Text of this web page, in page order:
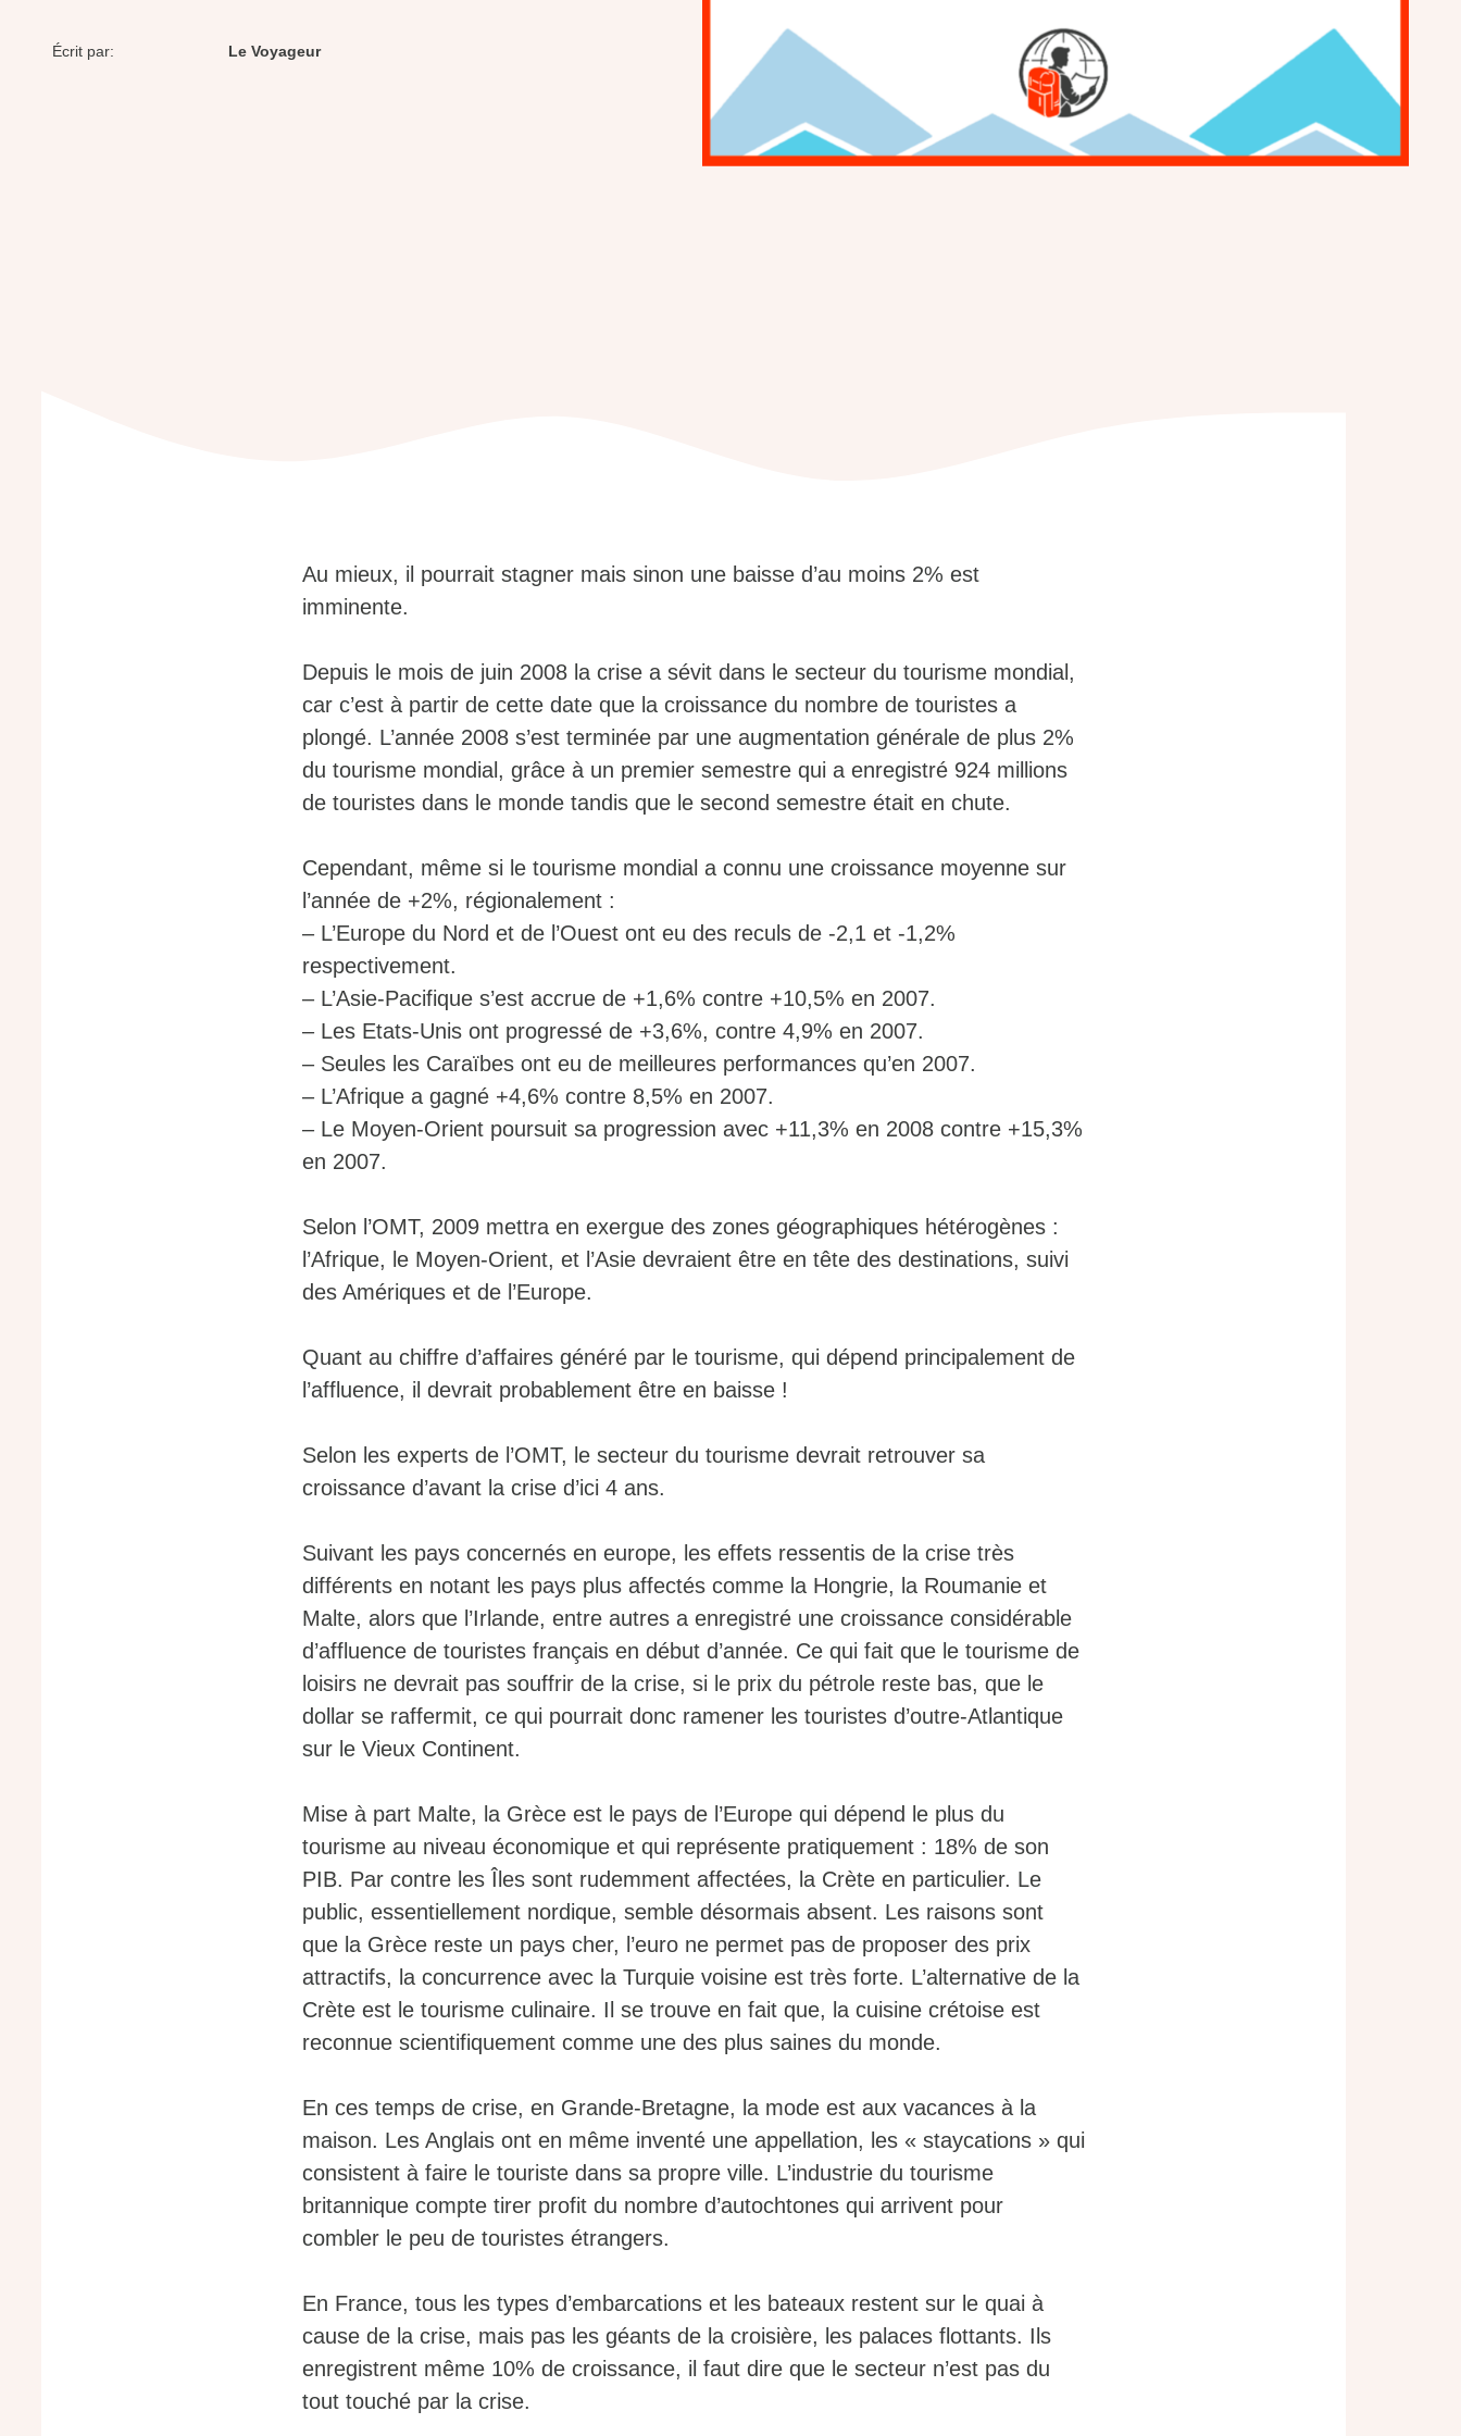
Écrit par: Le Voyageur
Au mieux, il pourrait stagner mais sinon une baisse d’au moins 2% est
imminente.
Depuis le mois de juin 2008 la crise a sévit dans le secteur du tourisme mondial,
car c’est à partir de cette date que la croissance du nombre de touristes a
plongé. L’année 2008 s’est terminée par une augmentation générale de plus 2%
du tourisme mondial, grâce à un premier semestre qui a enregistré 924 millions
de touristes dans le monde tandis que le second semestre était en chute.
Cependant, même si le tourisme mondial a connu une croissance moyenne sur
l’année de +2%, régionalement :
– L’Europe du Nord et de l’Ouest ont eu des reculs de -2,1 et -1,2%
respectivement.
– L’Asie-Pacifique s’est accrue de +1,6% contre +10,5% en 2007.
– Les Etats-Unis ont progressé de +3,6%, contre 4,9% en 2007.
– Seules les Caraïbes ont eu de meilleures performances qu’en 2007.
– L’Afrique a gagné +4,6% contre 8,5% en 2007.
– Le Moyen-Orient poursuit sa progression avec +11,3% en 2008 contre +15,3%
en 2007.
Selon l’OMT, 2009 mettra en exergue des zones géographiques hétérogènes :
l’Afrique, le Moyen-Orient, et l’Asie devraient être en tête des destinations, suivi
des Amériques et de l’Europe.
Quant au chiffre d’affaires généré par le tourisme, qui dépend principalement de
l’affluence, il devrait probablement être en baisse !
Selon les experts de l’OMT, le secteur du tourisme devrait retrouver sa
croissance d’avant la crise d’ici 4 ans.
Suivant les pays concernés en europe, les effets ressentis de la crise très
différents en notant les pays plus affectés comme la Hongrie, la Roumanie et
Malte, alors que l’Irlande, entre autres a enregistré une croissance considérable
d’affluence de touristes français en début d’année. Ce qui fait que le tourisme de
loisirs ne devrait pas souffrir de la crise, si le prix du pétrole reste bas, que le
dollar se raffermit, ce qui pourrait donc ramener les touristes d’outre-Atlantique
sur le Vieux Continent.
Mise à part Malte, la Grèce est le pays de l’Europe qui dépend le plus du
tourisme au niveau économique et qui représente pratiquement : 18% de son
PIB. Par contre les Îles sont rudemment affectées, la Crète en particulier. Le
public, essentiellement nordique, semble désormais absent. Les raisons sont
que la Grèce reste un pays cher, l’euro ne permet pas de proposer des prix
attractifs, la concurrence avec la Turquie voisine est très forte. L’alternative de la
Crète est le tourisme culinaire. Il se trouve en fait que, la cuisine crétoise est
reconnue scientifiquement comme une des plus saines du monde.
En ces temps de crise, en Grande-Bretagne, la mode est aux vacances à la
maison. Les Anglais ont en même inventé une appellation, les « staycations » qui
consistent à faire le touriste dans sa propre ville. L’industrie du tourisme
britannique compte tirer profit du nombre d’autochtones qui arrivent pour
combler le peu de touristes étrangers.
En France, tous les types d’embarcations et les bateaux restent sur le quai à
cause de la crise, mais pas les géants de la croisière, les palaces flottants. Ils
enregistrent même 10% de croissance, il faut dire que le secteur n’est pas du
tout touché par la crise.